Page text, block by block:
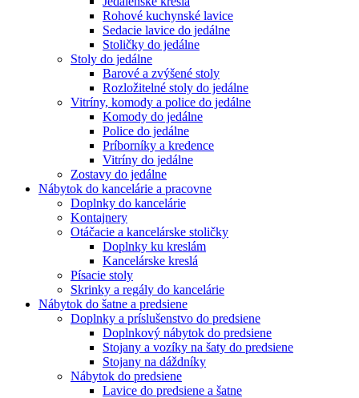
Rohové kuchynské lavice
Sedacie lavice do jedálne
Stoličky do jedálne
Stoly do jedálne
Barové a zvýšené stoly
Rozložitelné stoly do jedálne
Vitríny, komody a police do jedálne
Komody do jedálne
Police do jedálne
Príborníky a kredence
Vitríny do jedálne
Zostavy do jedálne
Nábytok do kancelárie a pracovne
Doplnky do kancelárie
Kontajnery
Otáčacie a kancelárske stoličky
Doplnky ku kreslám
Kancelárske kreslá
Písacie stoly
Skrinky a regály do kancelárie
Nábytok do šatne a predsiene
Doplnky a príslušenstvo do predsiene
Doplnkový nábytok do predsiene
Stojany a vozíky na šaty do predsiene
Stojany na dáždníky
Nábytok do predsiene
Lavice do predsiene a šatne